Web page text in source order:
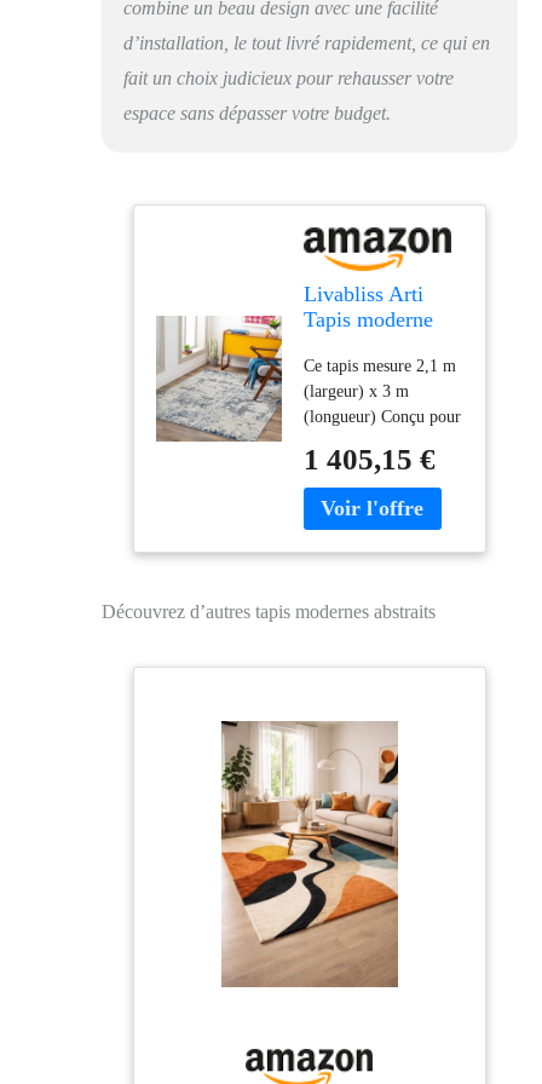
combine un beau design avec une facilité
d’installation, le tout livré rapidement, ce qui en
fait un choix judicieux pour rehausser votre
espace sans dépasser votre budget.
Livabliss Arti
Tapis moderne
m, bleu foncé/gris
Ce tapis mesure 2,1 m
(largeur) x 3 m
(longueur) Conçu pour
quotidienne, ce tapis
est approuvé par les
enfants et adapté aux
votre maison telles que
manger, la cuisine et
construction : tissé à la
machine Tissé à la
machine avec des
fibres de
polypropylène pour
une durabilité
maximale. Magnifique
design moderne et
abstrait et tons neutres
votre espace
nous vous
recommandons de
1 405,15 €
Découvrez d’autres tapis modernes abstraits